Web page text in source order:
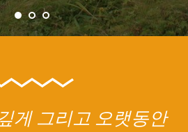
게 그리고 오랫동안